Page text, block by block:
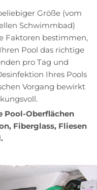
Größe (vom
Schwimmbad)
Faktoren bestimmen,
Pool das richtige
pro Tag und
Ihres Pools
Vorgang bewirkt
Pool-Oberflächen
Fiberglass, Fliesen